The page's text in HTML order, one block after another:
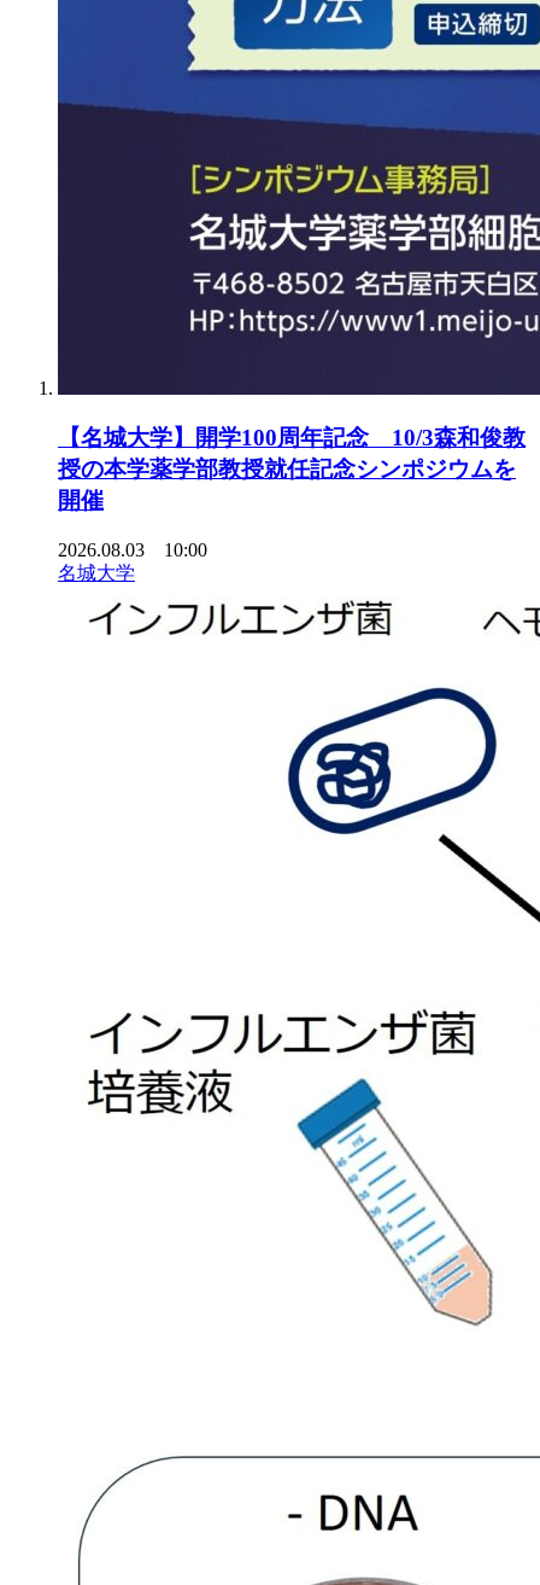
【名城大学】開学100周年記念 10/3森和俊教
授の本学薬学部教授就任記念シンポジウムを
開催
2026.08.03 10:00
名城大学